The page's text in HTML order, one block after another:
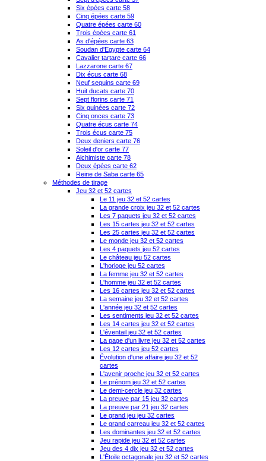
Six épées carte 58
Cinq épées carte 59
Quatre épées carte 60
Trois épées carte 61
As d'épées carte 63
Soudan d'Egypte carte 64
Cavalier tartare carte 66
Lazzarone carte 67
Dix écus carte 68
Neuf sequins carte 69
Huit ducats carte 70
Sept florins carte 71
Six guinées carte 72
Cinq onces carte 73
Quatre écus carte 74
Trois écus carte 75
Deux deniers carte 76
Soleil d'or carte 77
Alchimiste carte 78
Deux épées carte 62
Reine de Saba carte 65
Méthodes de tirage
Jeu 32 et 52 cartes
Le 11 jeu 32 et 52 cartes
La grande croix jeu 32 et 52 cartes
Les 7 paquets jeu 32 et 52 cartes
Les 15 cartes jeu 32 et 52 cartes
Les 25 cartes jeu 32 et 52 cartes
Le monde jeu 32 et 52 cartes
Les 4 paquets jeu 52 cartes
Le château jeu 52 cartes
L'horloge jeu 52 cartes
La femme jeu 32 et 52 cartes
L'homme jeu 32 et 52 cartes
Les 16 cartes jeu 32 et 52 cartes
La semaine jeu 32 et 52 cartes
L'année jeu 32 et 52 cartes
Les sentiments jeu 32 et 52 cartes
Les 14 cartes jeu 32 et 52 cartes
L'éventail jeu 32 et 52 cartes
La page d'un livre jeu 32 et 52 cartes
Les 12 cartes jeu 52 cartes
Évolution d'une affaire jeu 32 et 52
cartes
L'avenir proche jeu 32 et 52 cartes
Le prénom jeu 32 et 52 cartes
Le demi-cercle jeu 32 cartes
La preuve par 15 jeu 32 cartes
La preuve par 21 jeu 32 cartes
Le grand jeu jeu 32 cartes
Le grand carreau jeu 32 et 52 cartes
Les dominantes jeu 32 et 52 cartes
Jeu rapide jeu 32 et 52 cartes
Jeu des 4 dix jeu 32 et 52 cartes
L'Étoile octagonale jeu 32 et 52 cartes